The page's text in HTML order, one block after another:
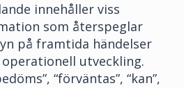
innehåller viss
som återspeglar
på framtida händelser
utveckling.
“förväntas”, “kan”,